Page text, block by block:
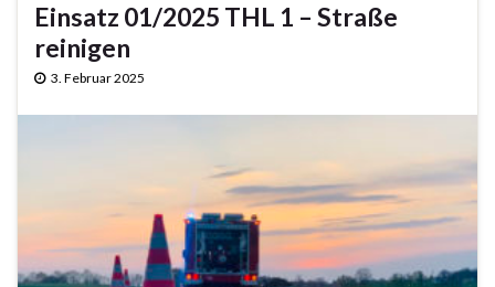
Einsatz 01/2025 THL 1 – Straße
reinigen
3. Februar 2025